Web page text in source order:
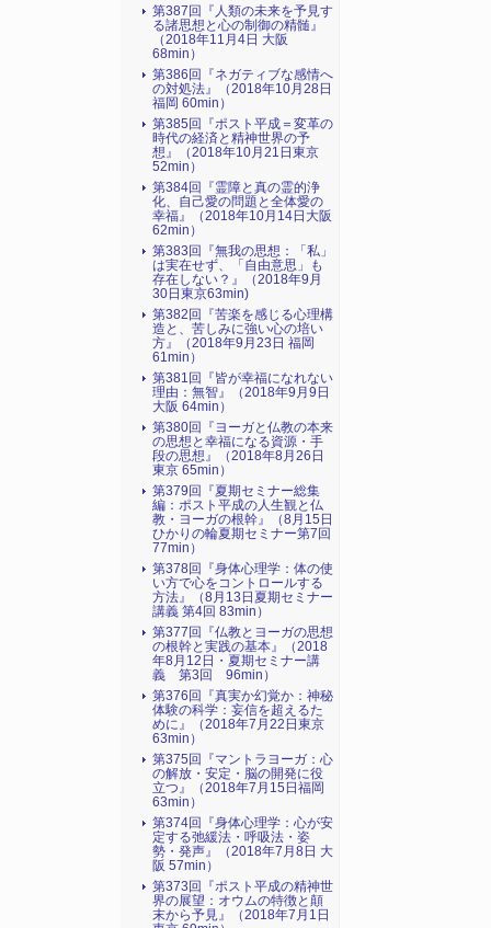
第387回『人類の未来を予見す
る諸思想と心の制御の精髄』
（2018年11月4日 大阪
68min）
第386回『ネガティブな感情へ
の対処法』（2018年10月28日
福岡 60min）
第385回『ポスト平成＝変革の
時代の経済と精神世界の予
想』（2018年10月21日東京
52min）
第384回『霊障と真の霊的浄
化、自己愛の問題と全体愛の
幸福』（2018年10月14日大阪
62min）
第383回『無我の思想：「私」
は実在せず、「自由意思」も
存在しない？』（2018年9月
30日東京63min)
第382回『苦楽を感じる心理構
造と、苦しみに強い心の培い
方』（2018年9月23日 福岡
61min）
第381回『皆が幸福になれない
理由：無智』（2018年9月9日
大阪 64min）
第380回『ヨーガと仏教の本来
の思想と幸福になる資源・手
段の思想』（2018年8月26日
東京 65min）
第379回『夏期セミナー総集
編：ポスト平成の人生観と仏
教・ヨーガの根幹』（8月15日
ひかりの輪夏期セミナー第7回
77min）
第378回『身体心理学：体の使
い方で心をコントロールする
方法』（8月13日夏期セミナー
講義 第4回 83min）
第377回『仏教とヨーガの思想
の根幹と実践の基本』（2018
年8月12日・夏期セミナー講
義 第3回 96min）
第376回『真実か幻覚か：神秘
体験の科学：妄信を超えるた
めに』（2018年7月22日東京
63min）
第375回『マントラヨーガ：心
の解放・安定・脳の開発に役
立つ』（2018年7月15日福岡
63min）
第374回『身体心理学：心が安
定する弛緩法・呼吸法・姿
勢・発声』（2018年7月8日 大
阪 57min）
第373回『ポスト平成の精神世
界の展望：オウムの特徴と顛
末から予見』（2018年7月1日